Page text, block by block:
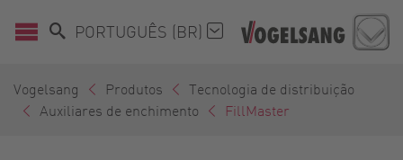
PORTUGUÊS (BR)
Vogelsang Produtos
Tecnologia de distribuição
Auxiliares de enchimento
FillMaster